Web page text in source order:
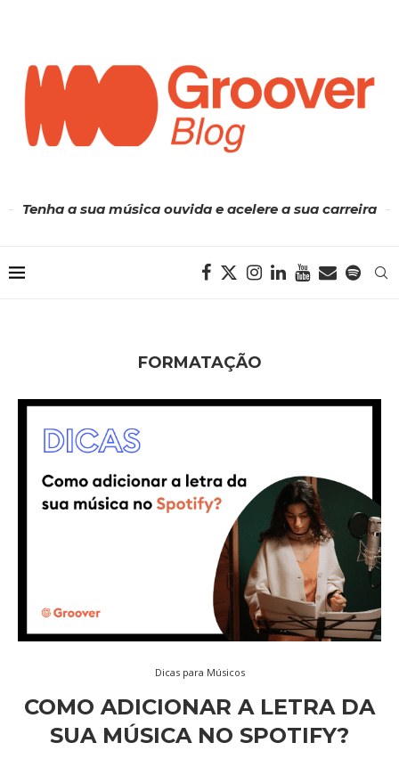
Tenha a sua música ouvida e acelere a sua carreira
FORMATAÇÃO
Dicas para Músicos
COMO ADICIONAR A LETRA DA
SUA MÚSICA NO SPOTIFY?